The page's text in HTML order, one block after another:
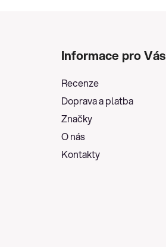
Informace pro Vás
Recenze
Doprava a platba
Značky
O nás
Kontakty